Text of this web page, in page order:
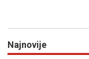
Najnovije